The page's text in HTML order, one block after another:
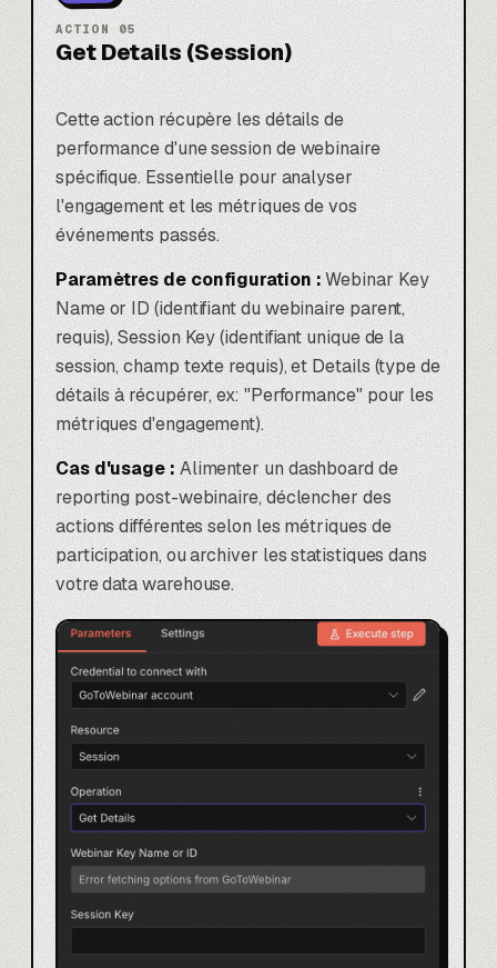
ACTION 05
Get Details (Session)
Cette action récupère les détails de
performance d'une session de webinaire
spécifique. Essentielle pour analyser
l'engagement et les métriques de vos
événements passés.
Paramètres de configuration :Webinar Key
Name or ID (identifiant du webinaire parent,
requis), Session Key (identifiant unique de la
session, champ texte requis), et Details (type de
détails à récupérer, ex: "Performance" pour les
métriques d'engagement).
Cas d'usage :Alimenter un dashboard de
reporting post-webinaire, déclencher des
actions différentes selon les métriques de
participation, ou archiver les statistiques dans
votre data warehouse.